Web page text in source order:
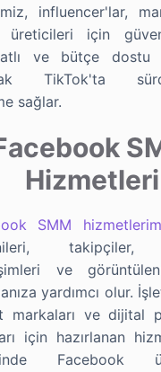
influencer'lar,
üreticileri için
ve bütçe dostu
TikTok'ta
sağlar.
Hizmetleri
SMM
takipçiler,
ve
yardımcı olur.
markaları ve dijital
için hazırlanan
Facebook